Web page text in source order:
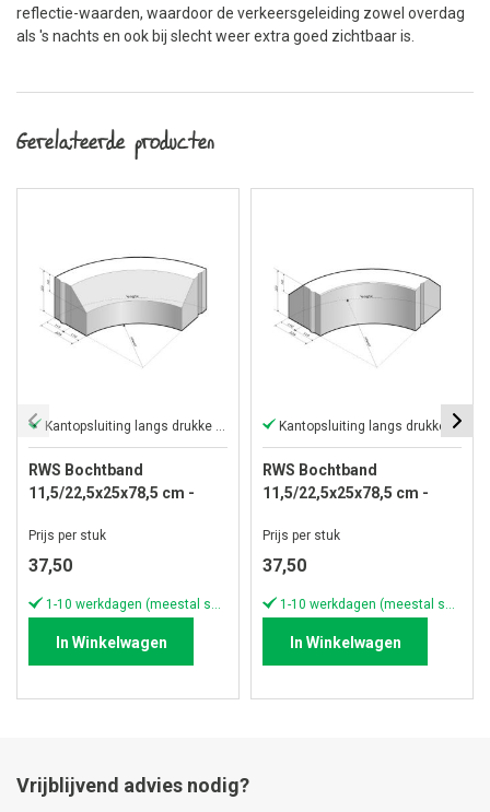
reflectie-waarden, waardoor de verkeersgeleiding zowel overdag
als 's nachts en ook bij slecht weer extra goed zichtbaar is.
Gerelateerde producten
Kantopsluiting langs drukke wegen
RWS Bochtband
11,5/22,5x25x78,5 cm -
Prijs per stuk
37,50
In Winkelwagen
Kantopsluiting langs drukke wegen
RWS Bochtband
11,5/22,5x25x78,5 cm -
Prijs per stuk
37,50
In Winkelwagen
Vrijblijvend advies nodig?